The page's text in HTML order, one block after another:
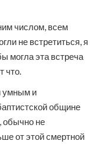
числом, всем
не встретиться, я
могла эта встреча
что.
умным и
общине
обычно не
от этой смертной